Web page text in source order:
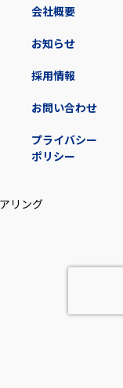
会社概要
お知らせ
採用情報
お問い合わせ
プライバシー
ポリシー
リング︎